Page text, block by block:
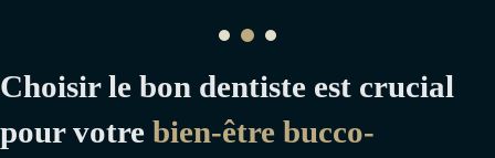
Choisir le bon dentiste est crucial
pour votre bien-être bucco-